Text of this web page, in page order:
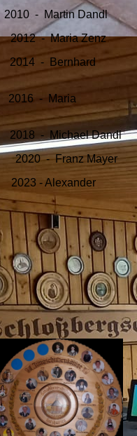
- Martin Dandl
- Maria Zenz
- Bernhard
- Maria
- Michael Dandl
- Franz Mayer
- Alexander